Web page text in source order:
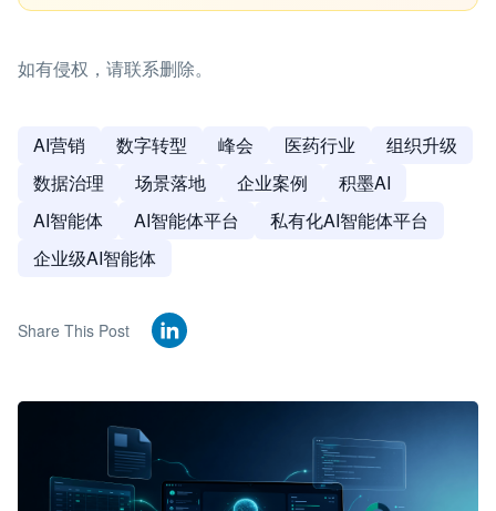
如有侵权，请联系删除。
AI营销 数字转型 峰会 医药行业
组织升级
数据治理
场景落地 企业案例
积墨AI
AI智能体
AI智能体平台
私有化AI智能体平台
企业级AI智能体
Share This Post